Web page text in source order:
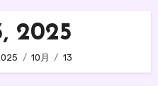
2025
10月 13